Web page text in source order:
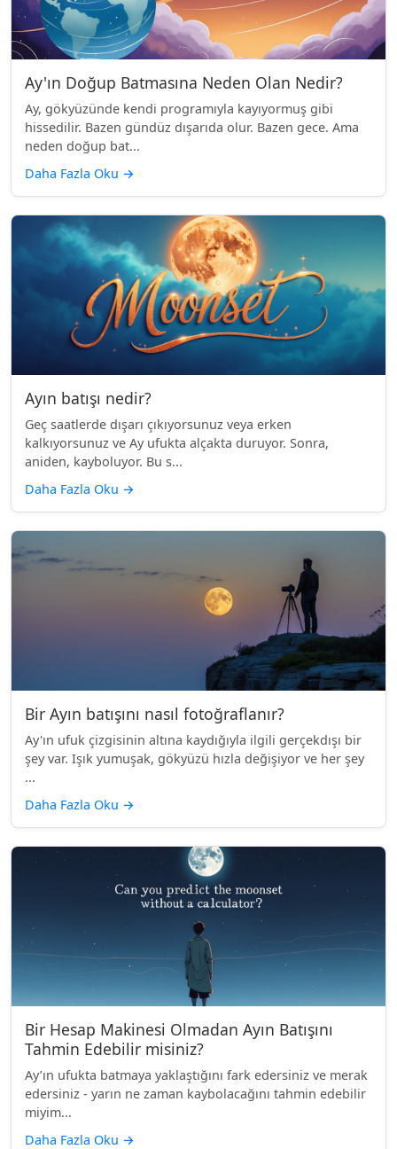
Ay'ın Doğup Batmasına Neden Olan Nedir?
Ay, gökyüzünde kendi programıyla kayıyormuş gibi
hissedilir. Bazen gündüz dışarıda olur. Bazen gece. Ama
neden doğup bat...
Daha Fazla Oku →
Ayın batışı nedir?
Geç saatlerde dışarı çıkıyorsunuz veya erken
kalkıyorsunuz ve Ay ufukta alçakta duruyor. Sonra,
aniden, kayboluyor. Bu s...
Daha Fazla Oku →
Bir Ayın batışını nasıl fotoğraflanır?
Ay'ın ufuk çizgisinin altına kaydığıyla ilgili gerçekdışı bir
şey var. Işık yumuşak, gökyüzü hızla değişiyor ve her şey
...
Daha Fazla Oku →
Bir Hesap Makinesi Olmadan Ayın Batışını
Tahmin Edebilir misiniz?
Ay’ın ufukta batmaya yaklaştığını fark edersiniz ve merak
edersiniz - yarın ne zaman kaybolacağını tahmin edebilir
miyim...
Daha Fazla Oku →